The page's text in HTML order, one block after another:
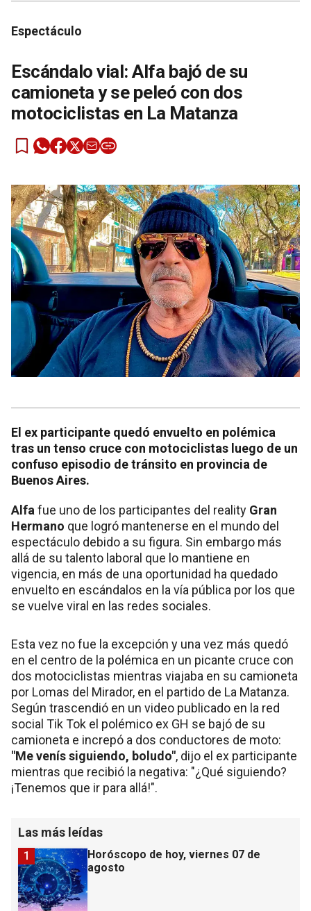
Espectáculo
Escándalo vial: Alfa bajó de su
camioneta y se peleó con dos
motociclistas en La Matanza
El ex participante quedó envuelto en polémica
tras un tenso cruce con motociclistas luego de un
confuso episodio de tránsito en provincia de
Buenos Aires.
Alfa fue uno de los participantes del reality Gran
Hermano que logró mantenerse en el mundo del
espectáculo debido a su figura. Sin embargo más
allá de su talento laboral que lo mantiene en
vigencia, en más de una oportunidad ha quedado
envuelto en escándalos en la vía pública por los que
se vuelve viral en las redes sociales.
Esta vez no fue la excepción y una vez más quedó
en el centro de la polémica en un picante cruce con
dos motociclistas mientras viajaba en su camioneta
por Lomas del Mirador, en el partido de La Matanza.
Según trascendió en un video publicado en la red
social Tik Tok el polémico ex GH se bajó de su
camioneta e increpó a dos conductores de moto:
"Me venís siguiendo, boludo", dijo el ex participante
mientras que recibió la negativa: "¿Qué siguiendo?
¡Tenemos que ir para allá!".
Las más leídas
Horóscopo de hoy, viernes 07 de
agosto
1